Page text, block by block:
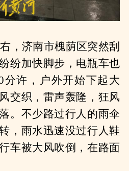
，济南市槐荫区突然刮
纷加快脚步，电瓶车也
分许，户外开始下起大
交织，雷声轰隆，狂风
。不少路过行人的雨伞
，雨水迅速没过行人鞋
车被大风吹倒，在路面